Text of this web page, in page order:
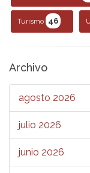
Turismo 46
Archivo
agosto 2026
julio 2026
junio 2026